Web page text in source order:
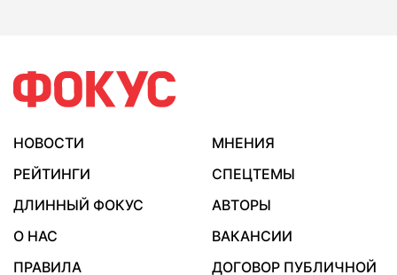
НОВОСТИ
МНЕНИЯ
РЕЙТИНГИ
СПЕЦТЕМЫ
ДЛИННЫЙ ФОКУС
АВТОРЫ
О НАС
ВАКАНСИИ
ПРАВИЛА
ДОГОВОР ПУБЛИЧНОЙ